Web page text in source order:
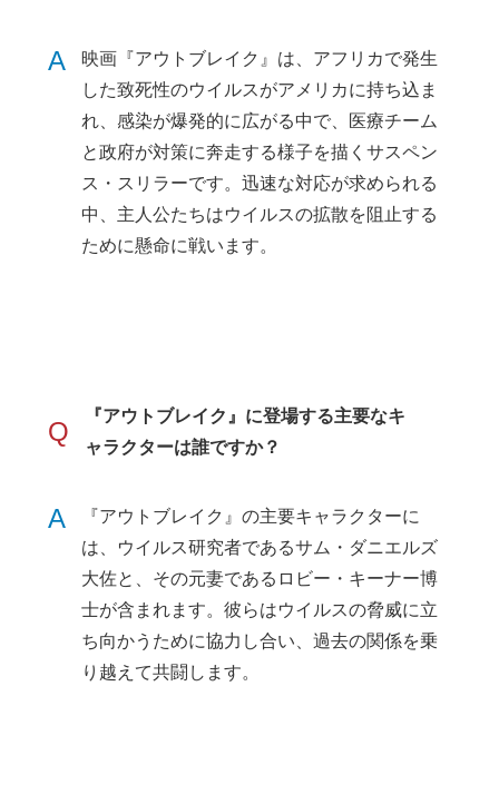
A
映画『アウトブレイク』は、アフリカで発生
した致死性のウイルスがアメリカに持ち込ま
れ、感染が爆発的に広がる中で、医療チーム
と政府が対策に奔走する様子を描くサスペン
ス・スリラーです。迅速な対応が求められる
中、主人公たちはウイルスの拡散を阻止する
ために懸命に戦います。
Q
『アウトブレイク』に登場する主要なキ
ャラクターは誰ですか？
A
『アウトブレイク』の主要キャラクターに
は、ウイルス研究者であるサム・ダニエルズ
大佐と、その元妻であるロビー・キーナー博
士が含まれます。彼らはウイルスの脅威に立
ち向かうために協力し合い、過去の関係を乗
り越えて共闘します。